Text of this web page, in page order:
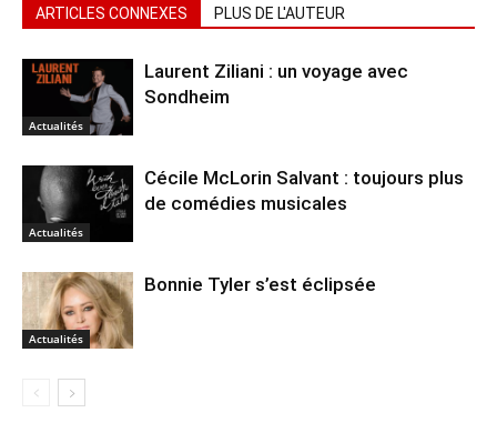
ARTICLES CONNEXES PLUS DE L'AUTEUR
Actualités
Laurent Ziliani : un voyage avec
Sondheim
Actualités
Cécile McLorin Salvant : toujours plus
de comédies musicales
Actualités
Bonnie Tyler s’est éclipsée